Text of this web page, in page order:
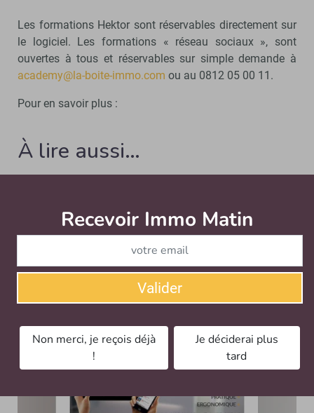
Les formations Hektor sont réservables directement sur
le logiciel. Les formations « réseau sociaux », sont
ouvertes à tous et réservables sur simple demande à
academy@la-boite-immo.com ou au 0812 05 00 11.
Pour en savoir plus :
À lire aussi…
Le logiciel de transaction full web de la Boîte Immo
vient de procéder à une refonte majeure de son
application mobile. Les agents immobiliers…
Recevoir Immo Matin
Valider
Non merci, je reçois déjà
!
Je déciderai plus
tard